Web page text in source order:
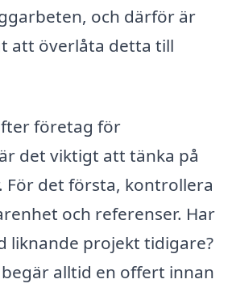
och därför är
att överlåta detta till
företag för
det viktigt att tänka på
För det första, kontrollera
och referenser. Har
liknande projekt tidigare?
alltid en offert innan